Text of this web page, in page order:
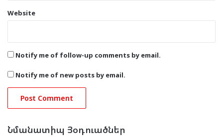
Website
Notify me of follow-up comments by email.
Notify me of new posts by email.
Նմանատիպ Յօդուածներ